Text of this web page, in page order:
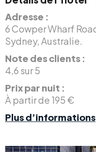
Adresse :
6 Cowper Wharf
Sydney, Australie.
Note des clients :
4,6 sur 5
Prix par nuit :
À partir de 195 €
Plus d’informations